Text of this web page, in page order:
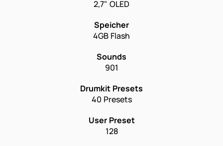
2,7" OLED
Speicher
4GB Flash
Sounds
901
Drumkit Presets
40 Presets
User Preset
128